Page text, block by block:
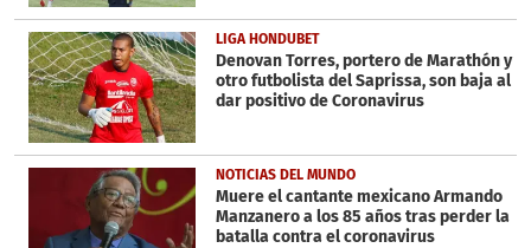
LIGA HONDUBET
Denovan Torres, portero de Marathón y
otro futbolista del Saprissa, son baja al
dar positivo de Coronavirus
NOTICIAS DEL MUNDO
Muere el cantante mexicano Armando
Manzanero a los 85 años tras perder la
batalla contra el coronavirus